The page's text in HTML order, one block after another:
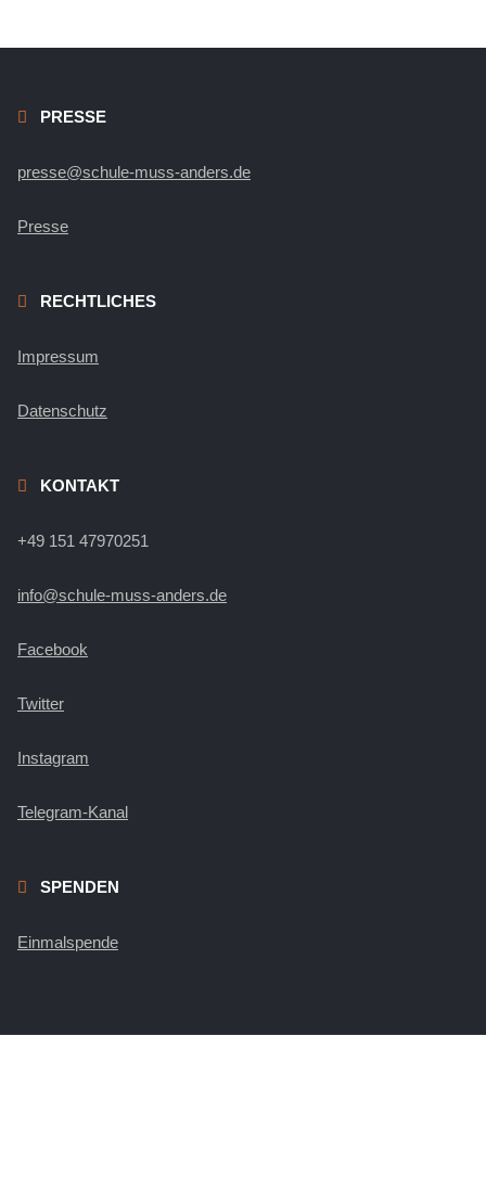
PRESSE
presse@schule-muss-anders.de
Presse
RECHTLICHES
Impressum
Datenschutz
KONTAKT
+49 151 47970251
info@schule-muss-anders.de
Facebook
Twitter
Instagram
Telegram-Kanal
SPENDEN
Einmalspende